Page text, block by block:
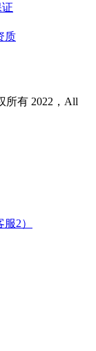
质
所有 2022，All
2）